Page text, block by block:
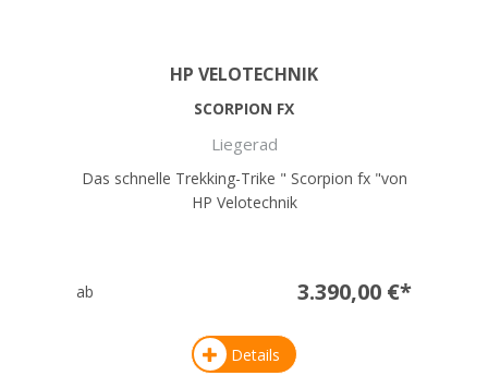
HP VELOTECHNIK
SCORPION FX
Liegerad
Das schnelle Trekking-Trike " Scorpion fx "von
HP Velotechnik
ab 3.390,00 €*
Details